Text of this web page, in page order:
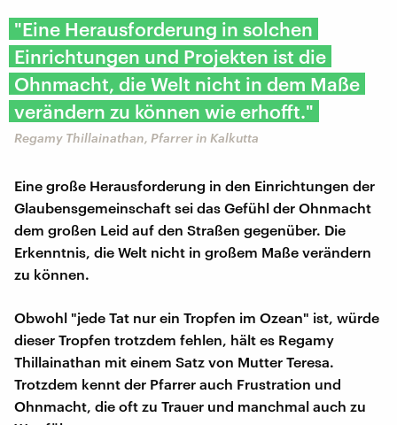
"Eine Herausforderung in solchen
Einrichtungen und Projekten ist die
Ohnmacht, die Welt nicht in dem Maße
verändern zu können wie erhofft."
Regamy Thillainathan, Pfarrer in Kalkutta
Eine große Herausforderung in den Einrichtungen der
Glaubensgemeinschaft sei das Gefühl der Ohnmacht
dem großen Leid auf den Straßen gegenüber. Die
Erkenntnis, die Welt nicht in großem Maße verändern
zu können.
Obwohl "jede Tat nur ein Tropfen im Ozean" ist, würde
dieser Tropfen trotzdem fehlen, hält es Regamy
Thillainathan mit einem Satz von Mutter Teresa.
Trotzdem kennt der Pfarrer auch Frustration und
Ohnmacht, die oft zu Trauer und manchmal auch zu